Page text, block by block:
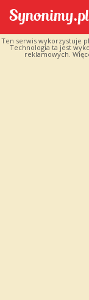
Ten serwis wykorzystuje
Technologia ta jest
reklamowych.